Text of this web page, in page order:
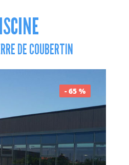
DE COUBERTIN
- 65 %